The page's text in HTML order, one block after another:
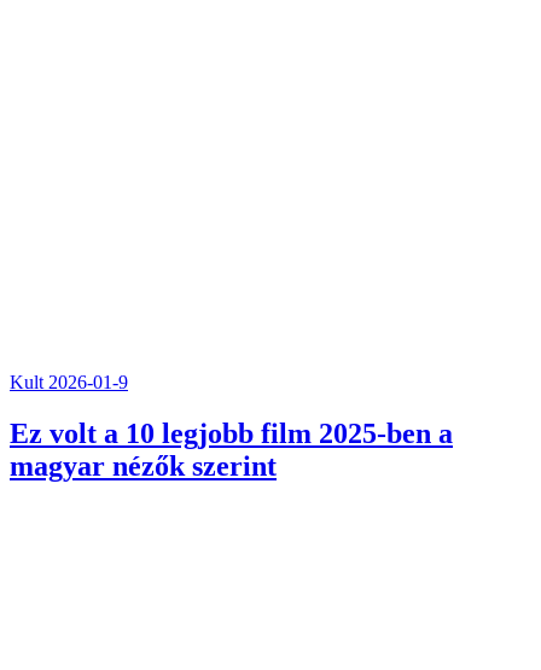
Kult 2026-01-9
Ez volt a 10 legjobb film 2025-ben a
magyar nézők szerint